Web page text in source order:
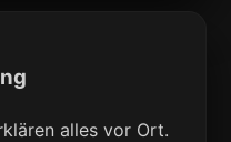
alles vor Ort.